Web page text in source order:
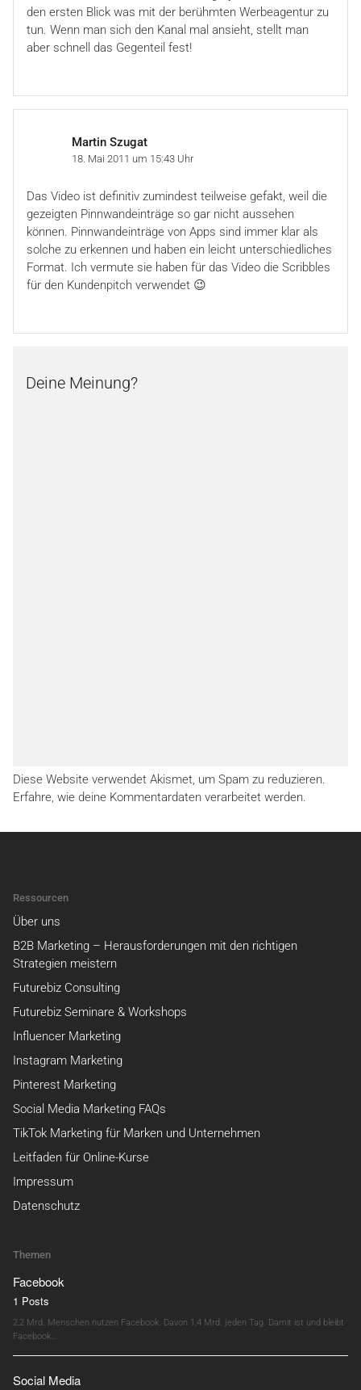
den ersten Blick was mit der berühmten Werbeagentur zu
tun. Wenn man sich den Kanal mal ansieht, stellt man
aber schnell das Gegenteil fest!
Martin Szugat
18. Mai 2011 um 15:43 Uhr
Das Video ist definitiv zumindest teilweise gefakt, weil die
gezeigten Pinnwandeinträge so gar nicht aussehen
können. Pinnwandeinträge von Apps sind immer klar als
solche zu erkennen und haben ein leicht unterschiedliches
Format. Ich vermute sie haben für das Video die Scribbles
für den Kundenpitch verwendet 😉
Deine Meinung?
Diese Website verwendet Akismet, um Spam zu reduzieren.
Erfahre, wie deine Kommentardaten verarbeitet werden.
Ressourcen
Über uns
B2B Marketing – Herausforderungen mit den richtigen
Strategien meistern
Futurebiz Consulting
Futurebiz Seminare & Workshops
Influencer Marketing
Instagram Marketing
Pinterest Marketing
Social Media Marketing FAQs
TikTok Marketing für Marken und Unternehmen
Leitfaden für Online-Kurse
Impressum
Datenschutz
Themen
Facebook
1 Posts
2,2 Mrd. Menschen nutzen Facebook. Davon 1,4 Mrd. jeden Tag. Damit ist und bleibt
Facebook…
Social Media